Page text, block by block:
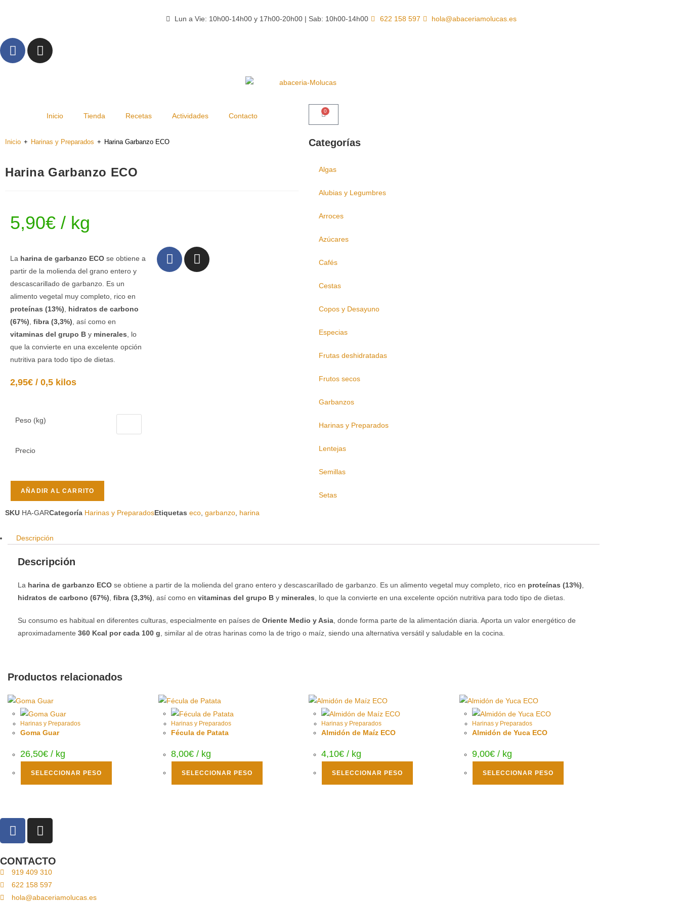
Lun a Vie: 10h00-14h00 y 17h00-20h00 | Sab: 10h00-14h00 622 158 597 hola@abaceriamolucas.es
Inicio Tienda Recetas Actividades Contacto
0
Inicio + Harinas y Preparados + Harina Garbanzo ECO
Harina Garbanzo ECO
5,90€ / kg
La harina de garbanzo ECO se obtiene a
partir de la molienda del grano entero y
descascarillado de garbanzo. Es un
alimento vegetal muy completo, rico en
proteínas (13%)
hidratos de carbono
(67%) fibra (3,3%) , así como en
vitaminas del grupo B y minerales , lo
que la convierte en una excelente opción
nutritiva para todo tipo de dietas.
2,95€ / 0,5 kilos
Peso (kg)
Precio
AÑADIR AL CARRITO
SKU HA-GARCategoría Harinas y PreparadosEtiquetas eco, garbanzo, harina
Categorías
Algas
Alubias y Legumbres
Arroces
Azúcares
Cafés
Cestas
Copos y Desayuno
Especias
Frutas deshidratadas
Frutos secos
Garbanzos
Harinas y Preparados
Lentejas
Semillas
Setas
Descripción
Descripción
La harina de garbanzo ECO se obtiene a partir de la molienda del grano entero y descascarillado de garbanzo. Es un alimento vegetal muy completo, rico en proteínas (13%),
hidratos de carbono (67%), fibra (3,3%), así como en vitaminas del grupo B y minerales, lo que la convierte en una excelente opción nutritiva para todo tipo de dietas.
Su consumo es habitual en diferentes culturas, especialmente en países de Oriente Medio y Asia, donde forma parte de la alimentación diaria. Aporta un valor energético de
aproximadamente 360 Kcal por cada 100 g, similar al de otras harinas como la de trigo o maíz, siendo una alternativa versátil y saludable en la cocina.
Productos relacionados
Harinas y Preparados
Goma Guar
26,50€ / kg
SELECCIONAR PESO
Harinas y Preparados
Fécula de Patata
8,00€/ kg
SELECCIONAR PESO
Harinas y Preparados
Almidón de Maíz ECO
4,10€ / kg
SELECCIONAR PESO
Harinas y Preparados
Almidón de Yuca ECO
9,00€/ kg
SELECCIONAR PESO
CONTACTO
919 409 310
622 158 597
hola@abaceriamolucas.es